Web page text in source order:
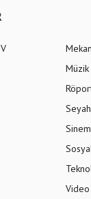
Mekan
Müzik
Video